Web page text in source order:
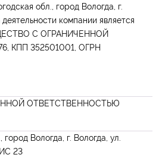
обл., город Вологда, г.
компании является
С ОГРАНИЧЕННОЙ
КПП 352501001, ОГРН
ОТВЕТСТВЕННОСТЬЮ
Вологда, г. Вологда, ул.
23